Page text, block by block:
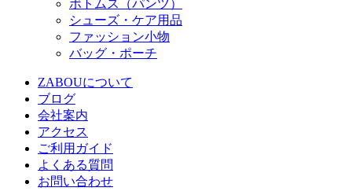
ボトムス（パンツ）
シューズ・ケア用品
ファッション小物
バッグ・ポーチ
ZABOUについて
ブログ
会社案内
アクセス
ご利用ガイド
よくある質問
お問い合わせ